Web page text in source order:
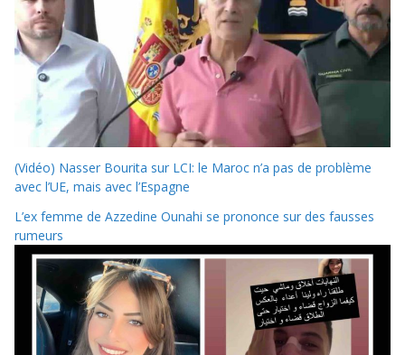
(Vidéo) Nasser Bourita sur LCI: le Maroc n’a pas de problème
avec l’UE, mais avec l’Espagne
L’ex femme de Azzedine Ounahi se prononce sur des fausses
rumeurs